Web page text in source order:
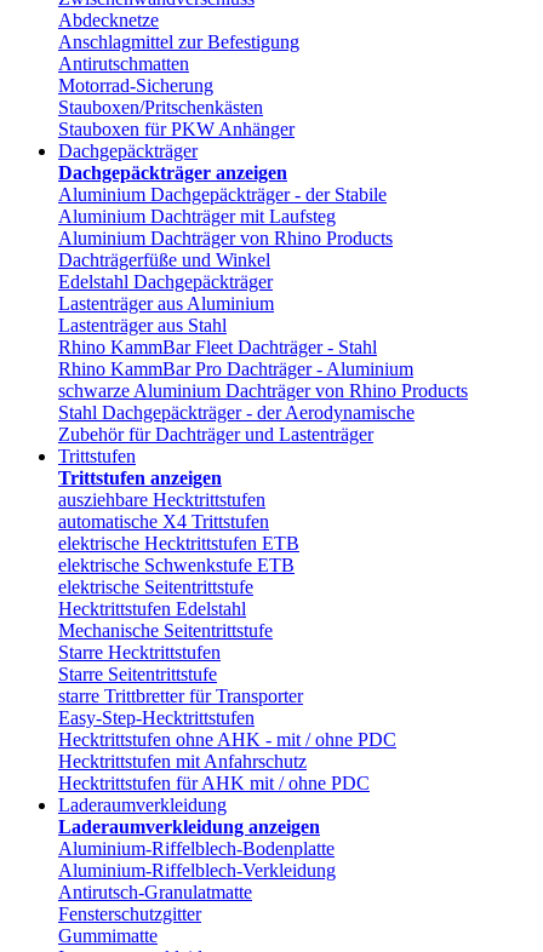
Abdecknetze
Anschlagmittel zur Befestigung
Antirutschmatten
Motorrad-Sicherung
Stauboxen/Pritschenkästen
Stauboxen für PKW Anhänger
Dachgepäckträger
Dachgepäckträger anzeigen
Aluminium Dachgepäckträger - der Stabile
Aluminium Dachträger mit Laufsteg
Aluminium Dachträger von Rhino Products
Dachträgerfüße und Winkel
Edelstahl Dachgepäckträger
Lastenträger aus Aluminium
Lastenträger aus Stahl
Rhino KammBar Fleet Dachträger - Stahl
Rhino KammBar Pro Dachträger - Aluminium
schwarze Aluminium Dachträger von Rhino Products
Stahl Dachgepäckträger - der Aerodynamische
Zubehör für Dachträger und Lastenträger
Trittstufen
Trittstufen anzeigen
ausziehbare Hecktrittstufen
automatische X4 Trittstufen
elektrische Hecktrittstufen ETB
elektrische Schwenkstufe ETB
elektrische Seitentrittstufe
Hecktrittstufen Edelstahl
Mechanische Seitentrittstufe
Starre Hecktrittstufen
Starre Seitentrittstufe
starre Trittbretter für Transporter
Easy-Step-Hecktrittstufen
Hecktrittstufen ohne AHK - mit / ohne PDC
Hecktrittstufen mit Anfahrschutz
Hecktrittstufen für AHK mit / ohne PDC
Laderaumverkleidung
Laderaumverkleidung anzeigen
Aluminium-Riffelblech-Bodenplatte
Aluminium-Riffelblech-Verkleidung
Antirutsch-Granulatmatte
Fensterschutzgitter
Gummimatte